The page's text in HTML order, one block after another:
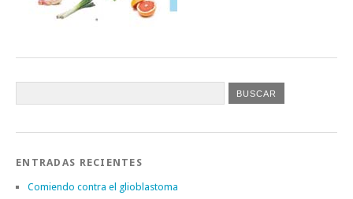
ENTRADAS RECIENTES
Comiendo contra el glioblastoma